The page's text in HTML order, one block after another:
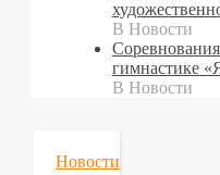
В Новости
гимнастике
В Новости
Новости